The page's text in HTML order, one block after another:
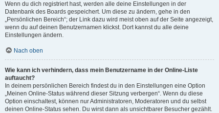
Wenn du dich registriert hast, werden alle deine Einstellungen in der
Datenbank des Boards gespeichert. Um diese zu ändern, gehe in den
„Persönlichen Bereich“; der Link dazu wird meist oben auf der Seite angezeigt,
wenn du auf deinen Benutzernamen klickst. Dort kannst du alle deine
Einstellungen ändern.
Nach oben
Wie kann ich verhindern, dass mein Benutzername in der Online-Liste
auftaucht?
In deinem persönlichen Bereich findest du in den Einstellungen eine Option
„Meinen Online-Status während dieser Sitzung verbergen“. Wenn du diese
Option einschaltest, können nur Administratoren, Moderatoren und du selbst
deinen Online-Status sehen. Du wirst dann als unsichtbarer Besucher gezählt.